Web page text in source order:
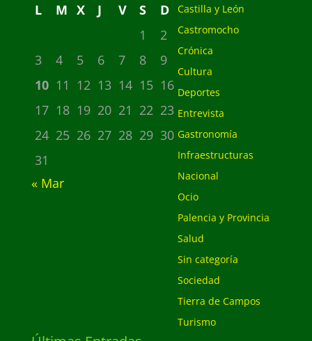
L M X J V S
D
1
2
3
4 5 6 7 8
9
10 11 12 13 14 15 16
17 18 19 20 21 22 23
24 25 26 27 28 29 30
31
« Mar
Castilla y León
Castromocho
Crónica
Cultura
Deportes
Entrevista
Gastronomía
Infraestructuras
Nacional
Ocio
Palencia y Provincia
Salud
Sin categoría
Sociedad
Tierra de Campos
Turismo